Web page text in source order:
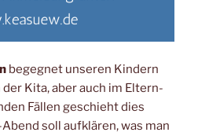
begeg­net unse­ren Kin­dern
Kita, aber auch im Eltern­
Fäl­len geschieht dies
soll auf­klä­ren, was man